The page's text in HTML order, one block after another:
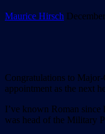
Maurice Hirsch
Congratulations to
appointment as the next
I’ve known Roman since
was head of the Military